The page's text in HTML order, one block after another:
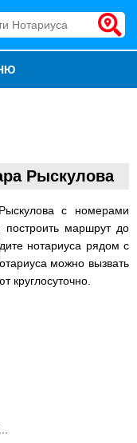
Рыскулова
с номерами
маршрут до
нотариуса рядом с
можно вызвать
круглосуточно.